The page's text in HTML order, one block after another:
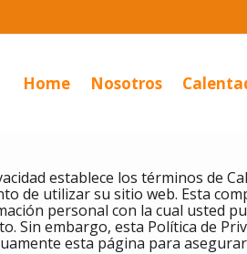
Home Nosotros
establece los términos de
de utilizar su sitio web. Esta
personal con la cual usted
Sin embargo, esta Política de
esta página para